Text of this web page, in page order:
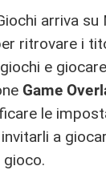
arriva su
ritrovare i
e
Game
le
a
gioco.